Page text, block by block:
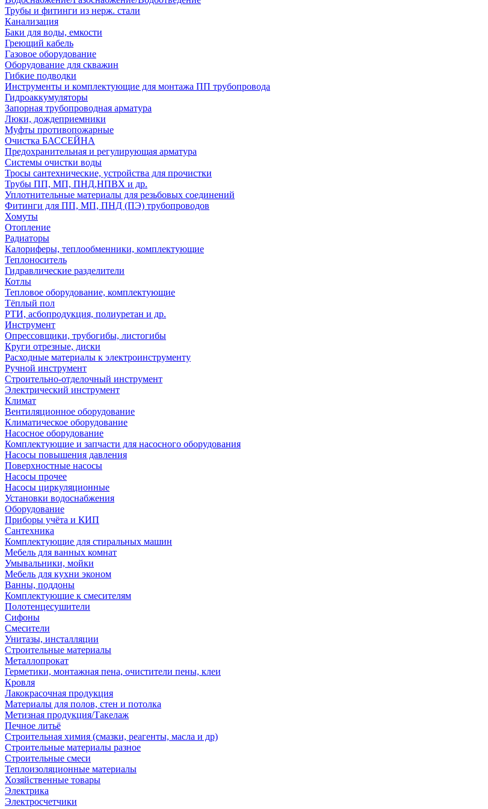
Трубы и фитинги из нерж. стали
Канализация
Баки для воды, емкости
Греющий кабель
Газовое оборудование
Оборудование для скважин
Гибкие подводки
Инструменты и комплектующие для монтажа ПП трубопровода
Гидроаккумуляторы
Запорная трубопроводная арматура
Люки, дождеприемники
Муфты противопожарные
Очистка БАССЕЙНА
Предохранительная и регулирующая арматура
Системы очистки воды
Тросы сантехнические, устройства для прочистки
Трубы ПП, МП, ПНД,НПВХ и др.
Уплотнительные материалы для резьбовых соединений
Фитинги для ПП, МП, ПНД (ПЭ) трубопроводов
Хомуты
Отопление
Радиаторы
Калориферы, теплообменники, комплектующие
Теплоноситель
Гидравлические разделители
Котлы
Тепловое оборудование, комплектующие
Тёплый пол
РТИ, асбопродукция, полиуретан и др.
Инструмент
Опрессовщики, трубогибы, листогибы
Круги отрезные, диски
Расходные материалы к электроинструменту
Ручной инструмент
Строительно-отделочный инструмент
Электрический инструмент
Климат
Вентиляционное оборудование
Климатическое оборудование
Насосное оборудование
Комплектующие и запчасти для насосного оборудования
Насосы повышения давления
Поверхностные насосы
Насосы прочее
Насосы циркуляционные
Установки водоснабжения
Оборудование
Приборы учёта и КИП
Сантехника
Комплектующие для стиральных машин
Мебель для ванных комнат
Умывальники, мойки
Мебель для кухни эконом
Ванны, поддоны
Комплектующие к смесителям
Полотенцесушители
Сифоны
Смесители
Унитазы, инсталляции
Строительные материалы
Металлопрокат
Герметики, монтажная пена, очистители пены, клеи
Кровля
Лакокрасочная продукция
Материалы для полов, стен и потолка
Метизная продукция/Такелаж
Печное литьё
Строительная химия (смазки, реагенты, масла и др)
Строительные материалы разное
Строительные смеси
Теплоизоляционные материалы
Хозяйственные товары
Электрика
Электросчетчики